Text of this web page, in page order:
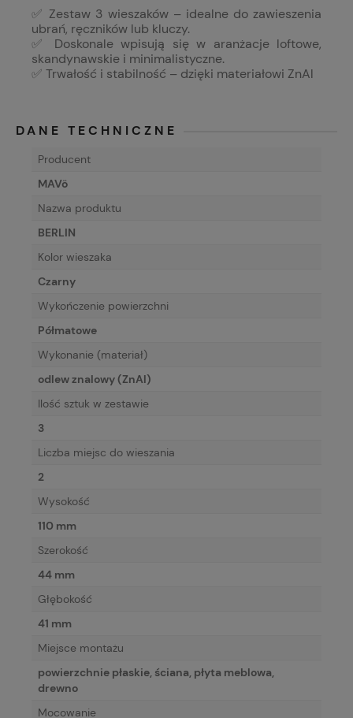
✅ Zestaw 3 wieszaków – idealne do zawieszenia
ubrań, ręczników lub kluczy.
✅ Doskonale wpisują się w aranżacje loftowe,
skandynawskie i minimalistyczne.
✅ Trwałość i stabilność – dzięki materiałowi ZnAl
DANE TECHNICZNE
Producent
MAVö
Nazwa produktu
BERLIN
Kolor wieszaka
Czarny
Wykończenie powierzchni
Półmatowe
Wykonanie (materiał)
odlew znalowy (ZnAl)
Ilość sztuk w zestawie
3
Liczba miejsc do wieszania
2
Wysokość
110 mm
Szerokość
44 mm
Głębokość
41 mm
Miejsce montażu
powierzchnie płaskie, ściana, płyta meblowa,
drewno
Mocowanie